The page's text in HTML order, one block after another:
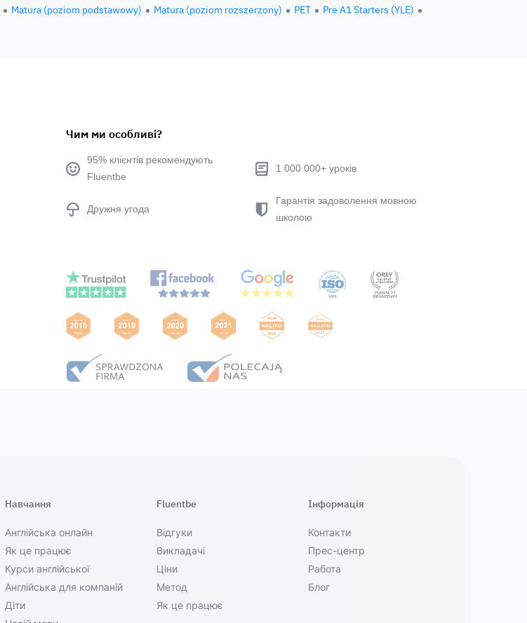
Matura (poziom podstawowy) Matura (poziom rozszerzony) PET
Pre A1 Starters (YLE)
Чим ми особливі?
95% клієнтів рекомендують
Fluentbe
1 000 000+ уроків
Дружня угода
Гарантія задоволення мовною
школою
Навчання
Англійська онлайн
Як це працює
Курси англійської
Англійська для компаній
Діти
Fluentbe
Відгуки
Викладачі
Ціни
Метод
Як це працює
Інформація
Контакти
Прес-центр
Работа
Блог